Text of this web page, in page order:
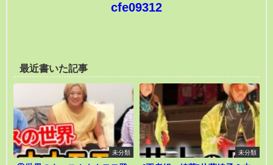
cfe09312
最近書いた記事
未分類 未分類